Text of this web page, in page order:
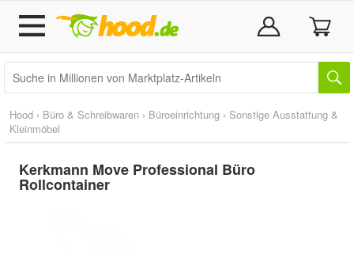
Hood › Büro & Schreibwaren › Büroeinrichtung › Sonstige Ausstattung &
Kleinmöbel
Kerkmann Move Professional Büro
Rollcontainer